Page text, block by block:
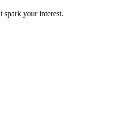
spark your interest.